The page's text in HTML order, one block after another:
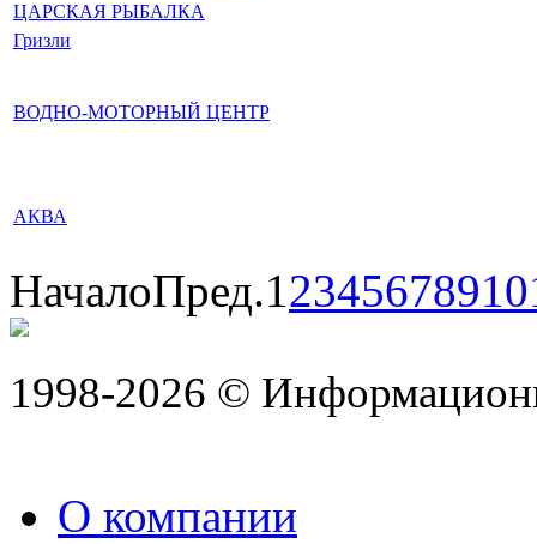
ЦАРСКАЯ РЫБАЛКА
Гризли
ВОДНО-МОТОРНЫЙ ЦЕНТР
АКВА
НачалоПред.12345678910
1998-2026 ©
О компании